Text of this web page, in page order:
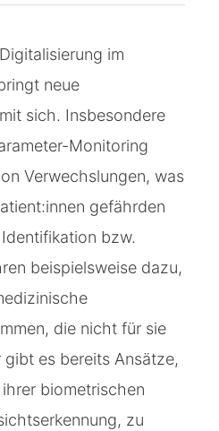
im
neue
sich. Insbesondere
Monitoring
Verwechslungen, was
gefährden
bzw.
beispielsweise dazu,
die nicht für sie
es bereits Ansätze,
biometrischen
zu